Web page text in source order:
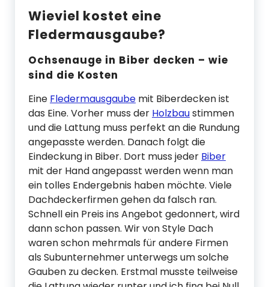
Wieviel kostet eine
Fledermausgaube?
Ochsenauge in Biber decken – wie
sind die Kosten
Eine Fledermausgaube mit Biberdecken ist
das Eine. Vorher muss der Holzbaustimmen
und die Lattung muss perfekt an die Rundung
angepasste werden. Danach folgt die
Eindeckung in Biber. Dort muss jeder Biber
mit der Hand angepasst werden wenn man
ein tolles Endergebnis haben möchte. Viele
Dachdeckerfirmen gehen da falsch ran.
Schnell ein Preis ins Angebot gedonnert, wird
dann schon passen. Wir von Style Dach
waren schon mehrmals für andere Firmen
als Subunternehmer unterwegs um solche
Gauben zu decken. Erstmal musste teilweise